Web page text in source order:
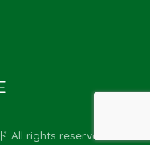
All rights reserved.